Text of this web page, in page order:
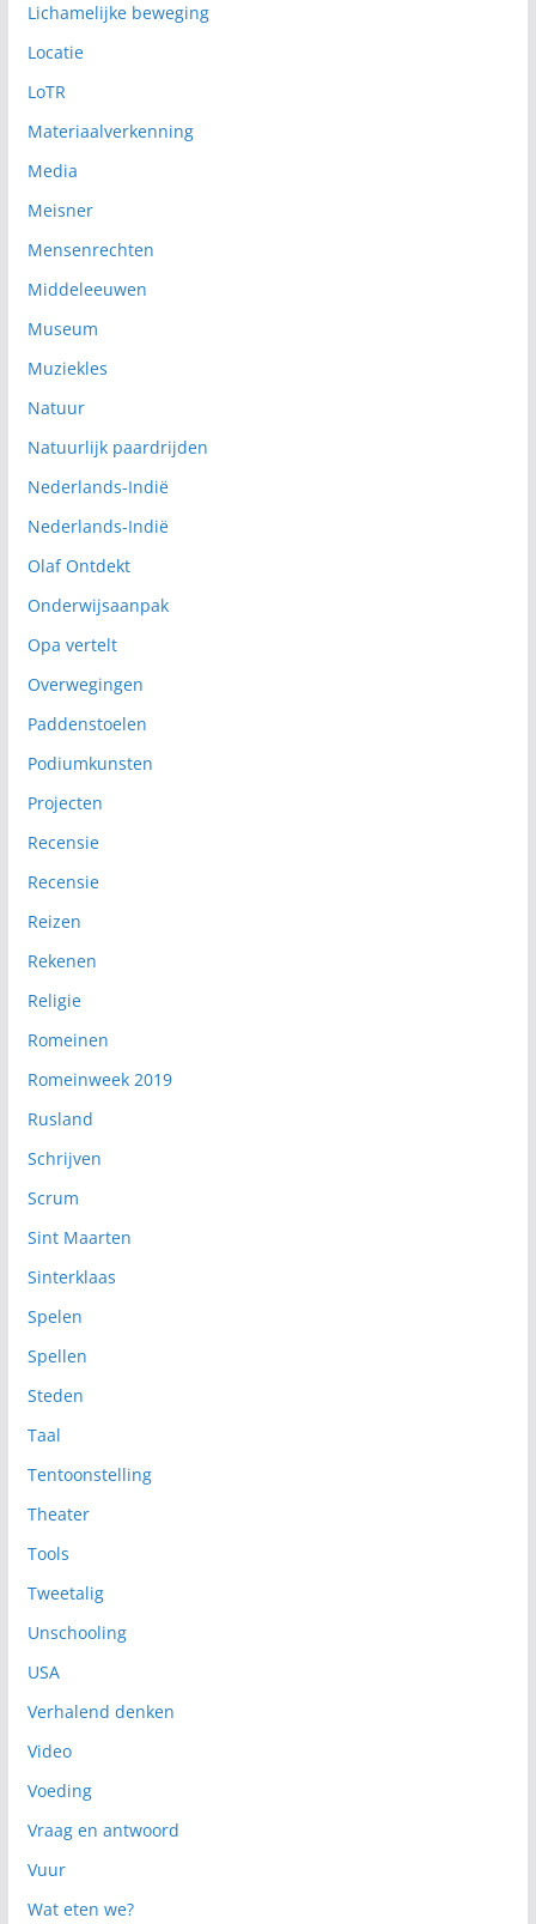
Lichamelijke beweging
Locatie
LoTR
Materiaalverkenning
Media
Meisner
Mensenrechten
Middeleeuwen
Museum
Muziekles
Natuur
Natuurlijk paardrijden
Nederlands-Indië
Nederlands-Indië
Olaf Ontdekt
Onderwijsaanpak
Opa vertelt
Overwegingen
Paddenstoelen
Podiumkunsten
Projecten
Recensie
Recensie
Reizen
Rekenen
Religie
Romeinen
Romeinweek 2019
Rusland
Schrijven
Scrum
Sint Maarten
Sinterklaas
Spelen
Spellen
Steden
Taal
Tentoonstelling
Theater
Tools
Tweetalig
Unschooling
USA
Verhalend denken
Video
Voeding
Vraag en antwoord
Vuur
Wat eten we?